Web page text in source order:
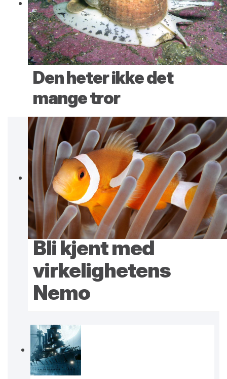
Den heter ikke det
mange tror
Bli kjent med
virkelighetens
Nemo